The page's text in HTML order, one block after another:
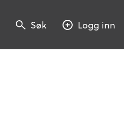
Søk
Søk Søk Logg inn